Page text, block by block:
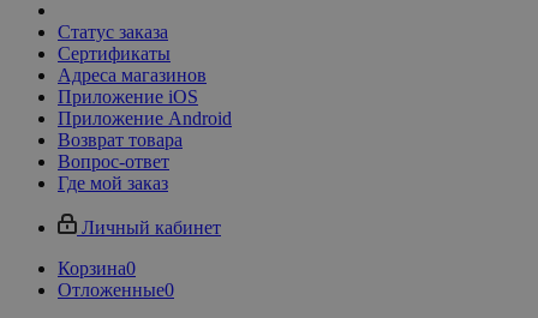
Статус заказа
Сертификаты
Адреса магазинов
Приложение iOS
Приложение Android
Возврат товара
Вопрос-ответ
Где мой заказ
Личный кабинет
Корзина0
Отложенные0